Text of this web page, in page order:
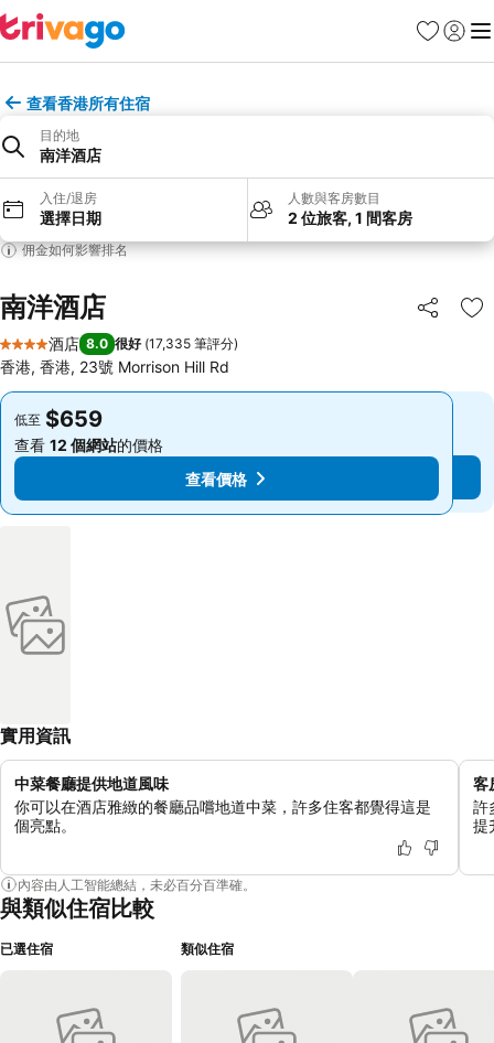
收藏夾
登入 選
查看香港所有住宿
目的地
南洋酒店
入住/退房
選擇日期
人數與客房數目
2 位旅客, 1 間客房
佣金如何影響排名
南洋酒店 分享
放
4 星級
酒店 8.0 很好 (17,335 筆評分)
香港, 香港, 23號 Morrison Hill Rd
低至 $659
查看 12 個網站的價格
查看價格
低至 $659
查看 12 個網站的價格
查看價格
實用資訊
中菜餐廳提供地道風味
你可以在酒店雅緻的餐廳品嚐地道中菜，許多住客都覺得這是
個亮點。
客
許
提
內容由人工智能總結，未必百分百準確。
與類似住宿比較
已選住宿 類似住宿